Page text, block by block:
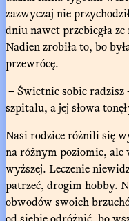
zazwyczaj nie
dniu nawet przebiegła
Nadien zrobiła to, bo
przewrócę.
– Świetnie sobie radzisz
szpitalu, a jej słowa
Nasi rodzice różnili się
na różnym poziomie,
wyższej. Leczenie
patrzeć, drogim hobby.
obwodów swoich